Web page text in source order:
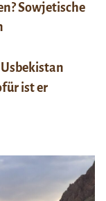
Sowjetische
ist er